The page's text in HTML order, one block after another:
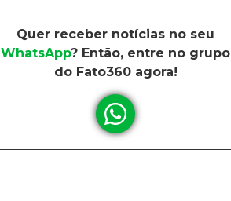
Quer receber notícias no seu
WhatsApp? Então, entre no grupo
do Fato360 agora!